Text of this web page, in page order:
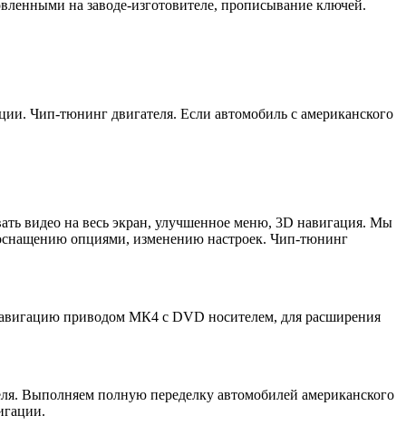
на заводе-изготовителе, прописывание ключей.
Чип-тюнинг двигателя. Если автомобиль с американского
видео на весь экран, улучшенное меню, 3D навигация. Мы
опциями, изменению настроек. Чип-тюнинг
приводом МК4 с DVD носителем, для расширения
Выполняем полную переделку автомобилей американского